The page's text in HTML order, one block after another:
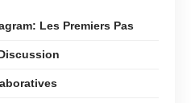
Les Premiers Pas